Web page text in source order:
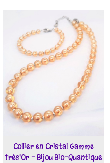
Collier en Cristal Gamme
Trés'Or - Bijou Bio-Quantique